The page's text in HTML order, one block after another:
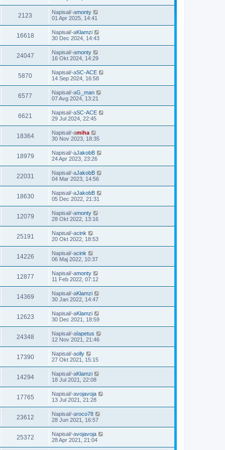
p
e
2123 Napisal/-amonty
01 Apr 2025, 14:41
16618 Napisal/-aKlamzi
30 Dec 2024, 14:43
24047 Napisal/-amonty
16 Okt 2024, 14:29
5870 Napisal/-aSC-ACE
14 Sep 2024, 16:58
6577 Napisal/-aG_man
07 Avg 2024, 13:21
6621 Napisal/-aSC-ACE
29 Jul 2024, 22:45
18364 Napisal/-amiha
30 Nov 2023, 18:35
18979 Napisal/-aJakobB
24 Apr 2023, 23:26
22031 Napisal/-aJakobB
04 Mar 2023, 14:56
18630 Napisal/-aJakobB
05 Dec 2022, 21:31
12079 Napisal/-amonty
28 Okt 2022, 13:16
25191 Napisal/-acink
20 Okt 2022, 18:53
14226 Napisal/-acink
06 Maj 2022, 10:37
12877 Napisal/-amonty
11 Feb 2022, 07:12
14369 Napisal/-aKlamzi
30 Jan 2022, 14:47
12623 Napisal/-aKlamzi
30 Dec 2021, 18:59
24348 Napisal/-aIapetus
12 Nov 2021, 21:46
17390 Napisal/-aolly
27 Okt 2021, 15:15
14294 Napisal/-aKlamzi
18 Jul 2021, 22:08
17765 Napisal/-avojavoja
13 Jul 2021, 21:28
23612 Napisal/-aroco78
28 Jun 2021, 16:57
25372 Napisal/-avojavoja
28 Apr 2021, 21:04